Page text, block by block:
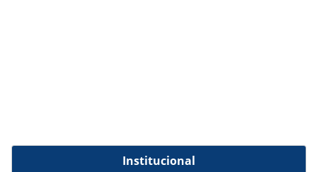
Institucional